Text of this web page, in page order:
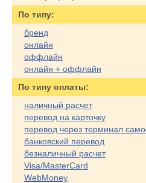
По типу:
бренд
онлайн
оффлайн
онлайн + оффлайн
По типу оплаты:
наличный расчет
перевод на карточку
перевод через терминал
банковский перевод
безналичный расчет
Visa/MasterCard
WebMoney